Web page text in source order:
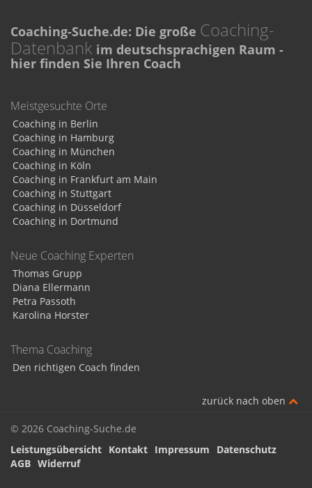
Coaching-Suche.de: Die große Coaching-
Datenbank im deutschsprachigen Raum -
hier finden Sie Ihren Coach
Meistgesuchte Orte
Coaching in Berlin
Coaching in Hamburg
Coaching in München
Coaching in Köln
Coaching in Frankfurt am Main
Coaching in Stuttgart
Coaching in Düsseldorf
Coaching in Dortmund
Neue Coaching Experten
Thomas Grupp
Diana Ellermann
Petra Passoth
Karolina Horster
Thema Coaching
Den richtigen Coach finden
zurück nach oben
© 2026 Coaching-Suche.de
Leistungsübersicht Kontakt Impressum
Datenschutz
AGB Widerruf